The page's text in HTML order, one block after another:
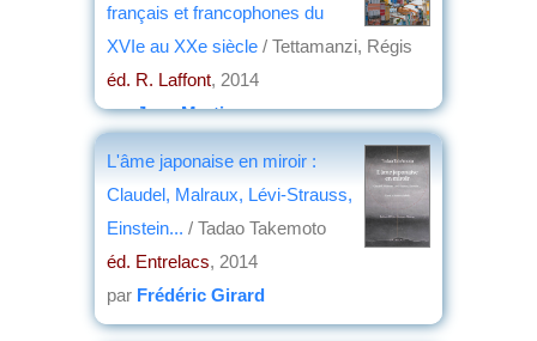
français et francophones du
XVIe au XXe siècle / Tettamanzi, Régis
éd. R. Laffont, 2014
parJean Martin
L'âme japonaise en miroir :
Claudel, Malraux, Lévi-Strauss,
Einstein... / Tadao Takemoto
éd. Entrelacs, 2014
par Frédéric Girard